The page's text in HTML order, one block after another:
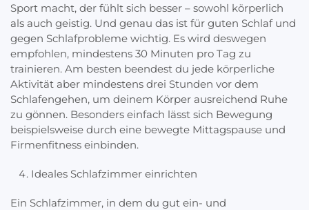
Sport macht, der fühlt sich besser – sowohl körperlich
als auch geistig. Und genau das ist für guten Schlaf und
gegen Schlafprobleme wichtig. Es wird deswegen
empfohlen, mindestens 30 Minuten pro Tag zu
trainieren. Am besten beendest du jede körperliche
Aktivität aber mindestens drei Stunden vor dem
Schlafengehen, um deinem Körper ausreichend Ruhe
zu gönnen. Besonders einfach lässt sich Bewegung
beispielsweise durch eine bewegte Mittagspause und
Firmenfitness einbinden.
Ideales Schlafzimmer einrichten
Ein Schlafzimmer, in dem du gut ein- und